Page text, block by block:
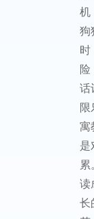
机
狗
时
险‌
话
限
寓
是
累
读
长